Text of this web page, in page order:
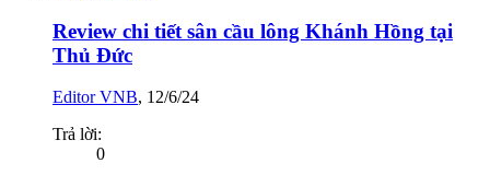
Review chi tiết sân cầu lông Khánh Hồng tại
Thủ Đức
Editor VNB, 12/6/24
Trả lời:
0